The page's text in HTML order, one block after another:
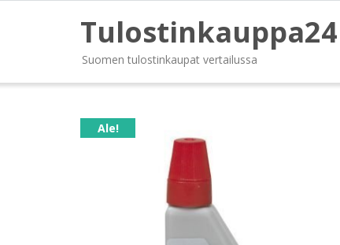
Tulostinkauppa24
Suomen tulostinkaupat vertailussa
Ale!